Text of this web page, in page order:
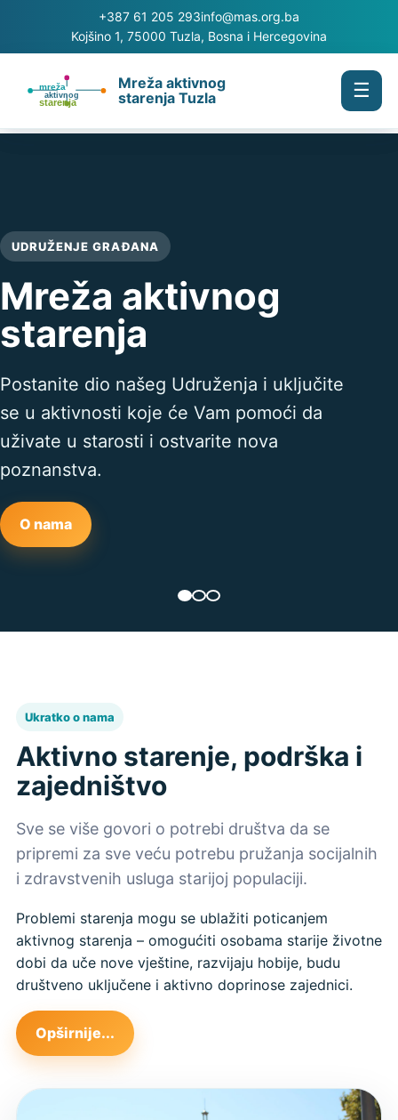
+387 61 205 293info@mas.org.ba
Kojšino 1, 75000 Tuzla, Bosna i Hercegovina
Mreža aktivnog
starenja Tuzla
☰
UDRUŽENJE GRAĐANA
Mreža aktivnog
starenja
Postanite dio našeg Udruženja i uključite
se u aktivnosti koje će Vam pomoći da
uživate u starosti i ostvarite nova
poznanstva.
O nama
Ukratko o nama
Aktivno starenje, podrška i
zajedništvo
Sve se više govori o potrebi društva da se
pripremi za sve veću potrebu pružanja socijalnih
i zdravstvenih usluga starijoj populaciji.
Problemi starenja mogu se ublažiti poticanjem
aktivnog starenja – omogućiti osobama starije životne
dobi da uče nove vještine, razvijaju hobije, budu
društveno uključene i aktivno doprinose zajednici.
Opširnije...